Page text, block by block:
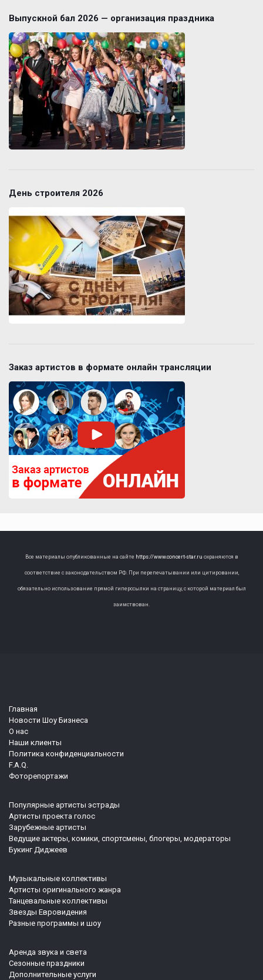
Выпускной бал 2026 — организация праздника
День строителя 2026
Заказ артистов в формате онлайн трансляции
Все материалы опубликованные на сайте https://www.concert-star.ru охраняются в
соответствие с законодательством РФ. При перепечатывании или цитировании,
обязательно использование прямой гиперссылки на страницу, с которой материал был
заимствован.
Главная
Новости Шоу Бизнеса
О нас
Наши клиенты
Политика конфиденциальности
F.A.Q.
Фоторепортажи
Популярные артисты эстрады
Артисты проекта голос
Зарубежные артисты
Ведущие актеры, комики, спортсмены, блогеры, модераторы
Букинг Диджеев
Музыкальные коллективы
Артисты оригинального жанра
Танцевальные коллективы
Звезды Евровидения
Разные программы и шоу
Аренда звука и света
Сезонные праздники
Дополнительные услуги